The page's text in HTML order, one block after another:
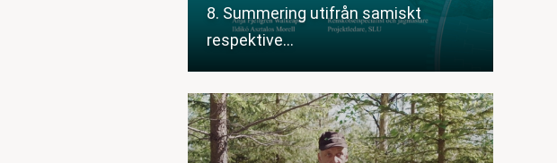
8. Summering utifrån samiskt
respektive…